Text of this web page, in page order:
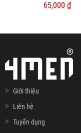
65,000 ₫
Giới thiệu
Liên hệ
Tuyển dụng